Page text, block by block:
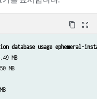
content_copy zoom_out_map
database usage ephemeral-
MB
MB